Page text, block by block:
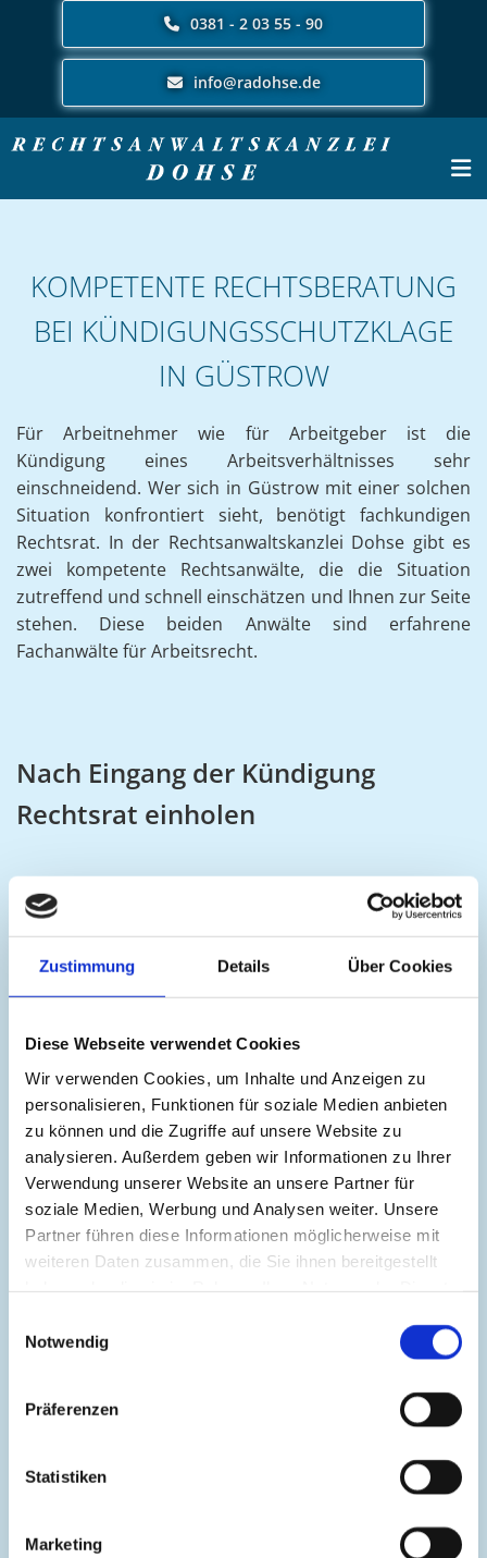
Zustimmung Details Über Cookies
Diese Webseite verwendet Cookies
Wir verwenden Cookies, um Inhalte und Anzeigen zu
personalisieren, Funktionen für soziale Medien anbieten
zu können und die Zugriffe auf unsere Website zu
analysieren. Außerdem geben wir Informationen zu Ihrer
Verwendung unserer Website an unsere Partner für
soziale Medien, Werbung und Analysen weiter. Unsere
Partner führen diese Informationen möglicherweise mit
weiteren Daten zusammen, die Sie ihnen bereitgestellt
Notwendig
Präferenzen
Statistiken
Marketing
Zum Inhalt springen 0381 - 2 03 55 - 90
info@radohse.de
KOMPETENTE RECHTSBERATUNG
BEI KÜNDIGUNGSSCHUTZKLAGE
IN GÜSTROW
Für Arbeitnehmer wie für Arbeitgeber ist die
Kündigung eines Arbeitsverhältnisses sehr
einschneidend. Wer sich in Güstrow mit einer solchen
Situation konfrontiert sieht, benötigt fachkundigen
Rechtsrat. In der Rechtsanwaltskanzlei Dohse gibt es
zwei kompetente Rechtsanwälte, die die Situation
zutreffend und schnell einschätzen und Ihnen zur Seite
stehen. Diese beiden Anwälte sind erfahrene
Fachanwälte für Arbeitsrecht.
Nach Eingang der Kündigung
Rechtsrat einholen
Es kann sich für Sie lohnen, wenn Sie sich umgehend
nach Eingang einer Kündigung mit unserer
Rechtsanwaltskanzlei Dohse in Verbindung setzen und
sich Rechtsrat einholen. Eine Kündigungsschutzklage
ist spätestens drei Wochen nach Erhalt der Kündigung
nach Erhalt einer Kündigung kurzfristig bei einem
unserer beiden Fachanwälte für Arbeitsrecht einen
ersten Termin zur Beratung der Angelegenheit
erhalten. Wir werden gemeinsam mit Ihnen eine
interessen- und sachgerechte Lösung erarbeiten und
dabei prüfen, ob es für Sie günstiger ist, eine
außergerichtliche Lösung zu finden oder den
gerichtlichen Weg zu beschreiten. Rufen Sie uns an,
auch wenn Sie nicht rechtsschutzversichert sind.
Oftmals besteht die Möglichkeit, Beratungs- oder
Prozesskostenhilfe in Anspruch zu nehmen. Auch diese
Fragen werden wir mit Ihnen im Erstgespräch klären,
Wie eine Kündigungsschutzklage
funktioniert